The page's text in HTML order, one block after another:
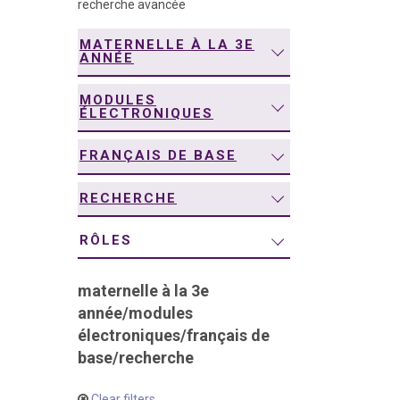
recherche avancée
MATERNELLE À LA 3E
ANNÉE
MODULES
ÉLECTRONIQUES
FRANÇAIS DE BASE
RECHERCHE
RÔLES
maternelle à la 3e
année/modules
électroniques/français de
base/recherche